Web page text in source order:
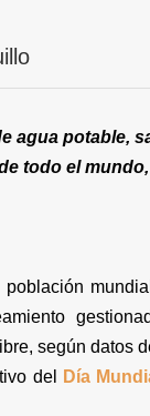
agua potable,
todo el
según datos
del
Día